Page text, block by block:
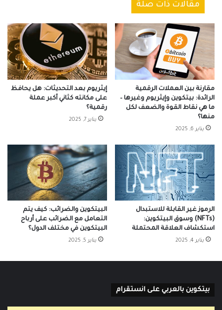
مقالات ذات صلة
إيثريوم بعد التحديثات: هل يحافظ
على مكانته كثاني أكبر عملة
رقمية؟
يناير 7, 2025
مقارنة بين العملات الرقمية
الرائدة: بيتكوين وإيثريوم وغيرها –
ما هي نقاط القوة والضعف لكل
منها؟
يناير 6, 2025
البيتكوين والضرائب: كيف يتم
التعامل مع الضرائب على أرباح
البيتكوين في مختلف الدول؟
يناير 5, 2025
الرموز غير القابلة للاستبدال
(NFTs) وسوق البيتكوين:
استكشاف العلاقة المحتملة
يناير 4, 2025
بيتكوين بالعربي على انستقرام